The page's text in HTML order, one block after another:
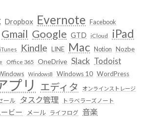
Dropbox Evernote Facebook
Gmail Google GTD iCloud iPad
iTunes Kindle LINE Mac Notion Nozbe
Office 365 OneDrive Slack Todoist
Windows8 Windows 10 WordPress
プリ エディタ オンラインストレージ
ール タスク管理 トラベラーズノート
ビー メール ライフログ 音楽